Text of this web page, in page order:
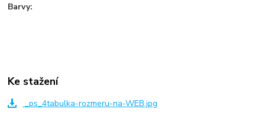
Barvy:
Ke stažení
_ps_4tabulka-rozmeru-na-WEB.jpg